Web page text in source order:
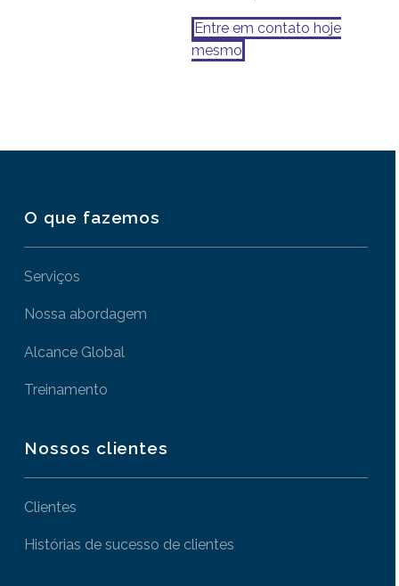
Entre em contato hoje
mesmo
O que fazemos
Serviços
Nossa abordagem
Alcance Global
Treinamento
Nossos clientes
Clientes
Histórias de sucesso de clientes